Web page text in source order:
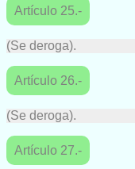
Artículo 25.-
(Se deroga).
Artículo 26.-
(Se deroga).
Artículo 27.-